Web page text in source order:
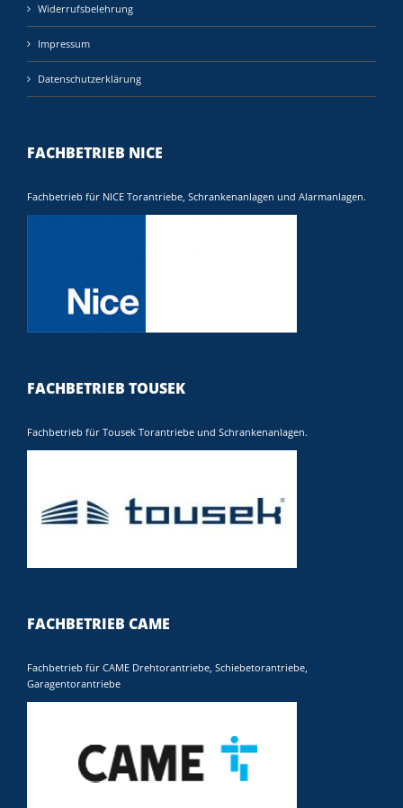
Widerrufsbelehrung
Impressum
Datenschutzerklärung
FACHBETRIEB NICE
Fachbetrieb für NICE Torantriebe, Schrankenanlagen und Alarmanlagen.
FACHBETRIEB TOUSEK
Fachbetrieb für Tousek Torantriebe und Schrankenanlagen.
FACHBETRIEB CAME
Fachbetrieb für CAME Drehtorantriebe, Schiebetorantriebe,
Garagentorantriebe